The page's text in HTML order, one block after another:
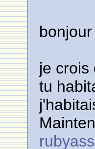
je crois
tu